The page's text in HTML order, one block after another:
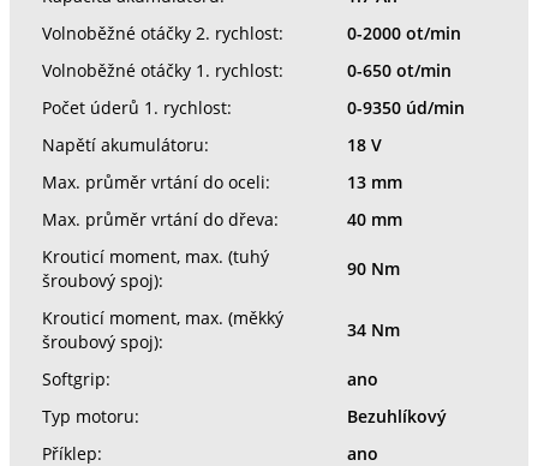
Volnoběžné otáčky 2. rychlost:
0-2000 ot/min
Volnoběžné otáčky 1. rychlost:
0-650 ot/min
Počet úderů 1. rychlost:
0-9350 úd/min
Napětí akumulátoru:
18 V
Max. průměr vrtání do oceli:
13 mm
Max. průměr vrtání do dřeva:
40 mm
Krouticí moment, max. (tuhý
šroubový spoj):
90 Nm
Krouticí moment, max. (měkký
šroubový spoj):
34 Nm
Softgrip:
ano
Typ motoru:
Bezuhlíkový
Příklep:
ano